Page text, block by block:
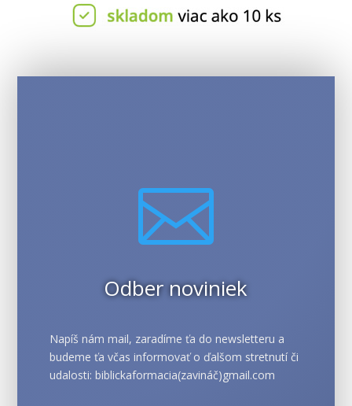

Odber noviniek
Napíš nám mail, zaradíme ťa do newsletteru a
budeme ťa včas informovať o ďalšom stretnutí či
udalosti: biblickaformacia(zavináč)gmail.com